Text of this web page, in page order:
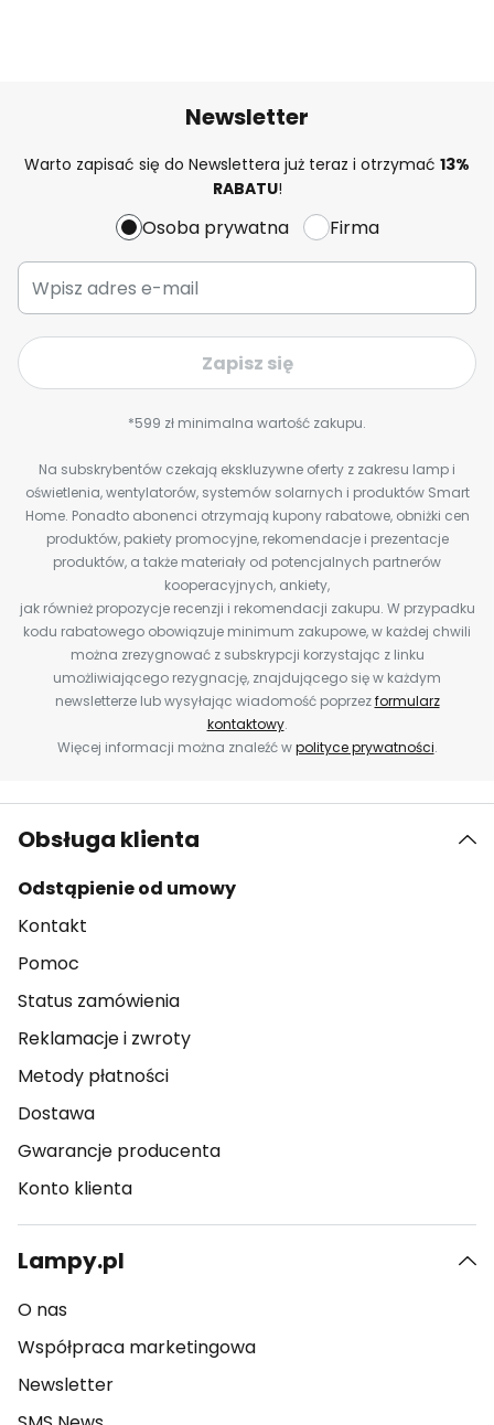
Newsletter
Warto zapisać się do Newslettera już teraz i otrzymać 13%
RABATU!
Osoba prywatna Firma
Zapisz się
*599 zł minimalna wartość zakupu.
Na subskrybentów czekają ekskluzywne oferty z zakresu lamp i
oświetlenia, wentylatorów, systemów solarnych i produktów Smart
Home. Ponadto abonenci otrzymają kupony rabatowe, obniżki cen
produktów, pakiety promocyjne, rekomendacje i prezentacje
produktów, a także materiały od potencjalnych partnerów
kooperacyjnych, ankiety,
jak również propozycje recenzji i rekomendacji zakupu. W przypadku
kodu rabatowego obowiązuje minimum zakupowe, w każdej chwili
można zrezygnować z subskrypcji korzystając z linku
umożliwiającego rezygnację, znajdującego się w każdym
newsletterze lub wysyłając wiadomość poprzezformularz
kontaktowy.
Więcej informacji można znaleźć wpolityce prywatności.
Obsługa klienta
Odstąpienie od umowy
Kontakt
Pomoc
Status zamówienia
Reklamacje i zwroty
Metody płatności
Dostawa
Gwarancje producenta
Konto klienta
Lampy.pl
O nas
Współpraca marketingowa
Newsletter